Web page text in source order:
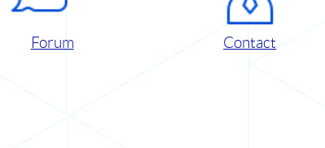
Forum Contact